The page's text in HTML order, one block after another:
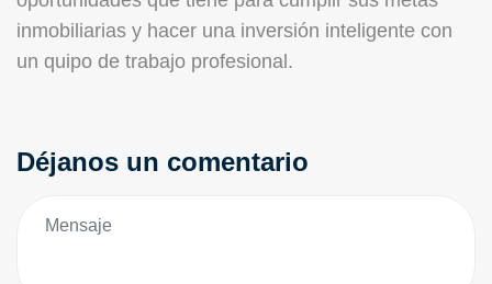
inmobiliarias y hacer una inversión inteligente con
un quipo de trabajo profesional.
Déjanos un comentario